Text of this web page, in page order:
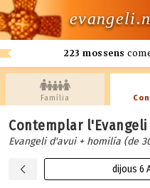
223 mossens
Família
Contemplar
Evangeli d'avui + homilía (de
dijous 6